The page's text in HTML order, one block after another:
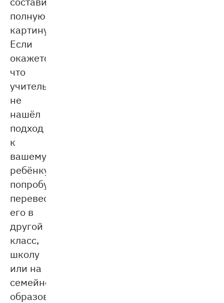
полную
картину.
Если
окажется,
что
учитель
не
нашёл
подход
к
вашему
ребёнку,
попробуйте
перевести
его в
другой
класс,
школу
или на
семейное
образование.